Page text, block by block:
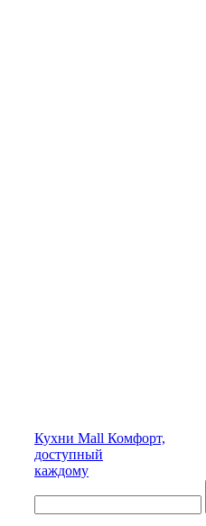
Кухни Mall Комфорт,
доступный
каждому